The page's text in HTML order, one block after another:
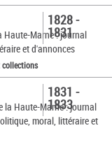
Haute-Marne : journal
et d'annonces
1828 -
1831
collections
la Haute-Marne : journal
moral, littéraire et
1831 -
1833